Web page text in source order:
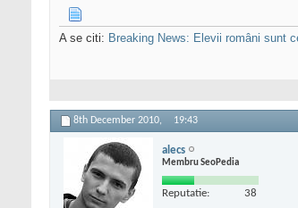
A se citi: Breaking News: Elevii români sunt
8th December 2010, 19:43
alecs
Membru SeoPedia
Reputatie: 38